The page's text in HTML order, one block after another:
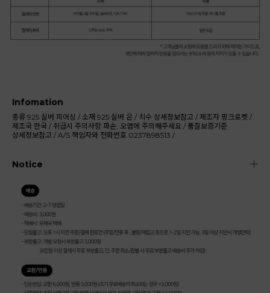
Infomation
종류 925 실버 피어싱 / 소재 925 실버 은 / 치수 상세정보참고 / 제조자 핑크로켓 /
제조국 한국 / 취급시 주의사항 파손, 오염에 주의해주세요 / 품질보증기준
상세정보참고 / A/S 책임자와 전화번호 0237898513 /
Notice